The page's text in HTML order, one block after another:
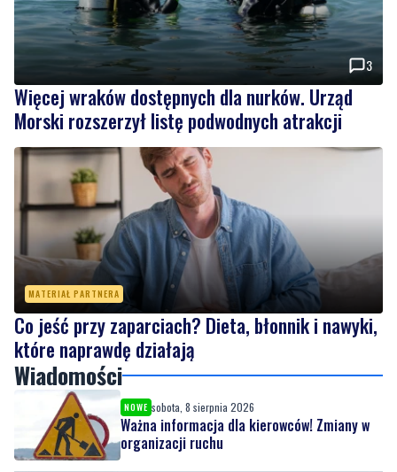
3
Więcej wraków dostępnych dla nurków. Urząd
Morski rozszerzył listę podwodnych atrakcji
MATERIAŁ PARTNERA
Co jeść przy zaparciach? Dieta, błonnik i nawyki,
które naprawdę działają
Wiadomości
NOWE sobota, 8 sierpnia 2026
Ważna informacja dla kierowców! Zmiany w
organizacji ruchu